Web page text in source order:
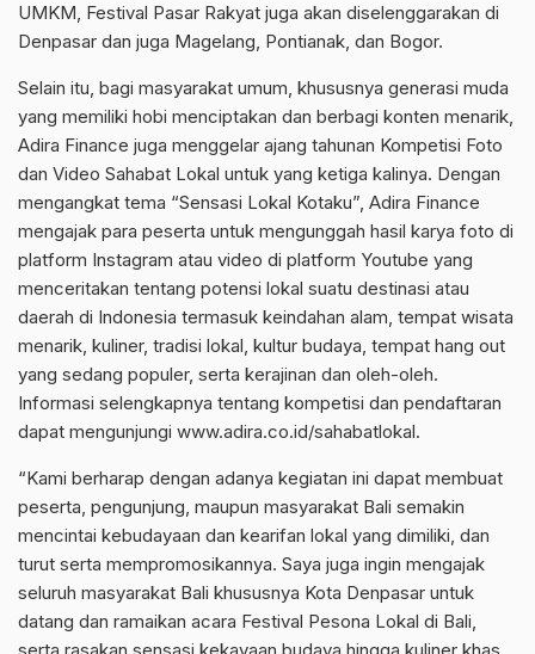
UMKM, Festival Pasar Rakyat juga akan diselenggarakan di
Denpasar dan juga Magelang, Pontianak, dan Bogor.
Selain itu, bagi masyarakat umum, khususnya generasi muda
yang memiliki hobi menciptakan dan berbagi konten menarik,
Adira Finance juga menggelar ajang tahunan Kompetisi Foto
dan Video Sahabat Lokal untuk yang ketiga kalinya. Dengan
mengangkat tema “Sensasi Lokal Kotaku”, Adira Finance
mengajak para peserta untuk mengunggah hasil karya foto di
platform Instagram atau video di platform Youtube yang
menceritakan tentang potensi lokal suatu destinasi atau
daerah di Indonesia termasuk keindahan alam, tempat wisata
menarik, kuliner, tradisi lokal, kultur budaya, tempat hang out
yang sedang populer, serta kerajinan dan oleh-oleh.
Informasi selengkapnya tentang kompetisi dan pendaftaran
dapat mengunjungi www.adira.co.id/sahabatlokal.
“Kami berharap dengan adanya kegiatan ini dapat membuat
peserta, pengunjung, maupun masyarakat Bali semakin
mencintai kebudayaan dan kearifan lokal yang dimiliki, dan
turut serta mempromosikannya. Saya juga ingin mengajak
seluruh masyarakat Bali khususnya Kota Denpasar untuk
datang dan ramaikan acara Festival Pesona Lokal di Bali,